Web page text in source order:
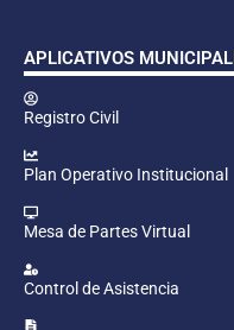
APLICATIVOS
Registro Civil
Plan Operativo Institucional
Mesa de Partes Virtual
Control de Asistencia